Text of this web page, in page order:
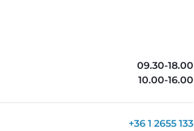
09.30-18.00
10.00-16.00
+36 1 2655 133